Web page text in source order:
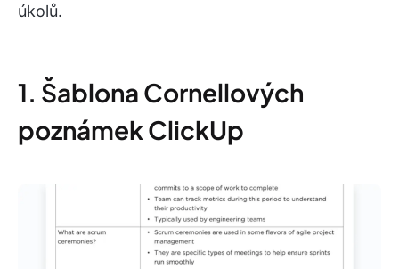
úkolů.
1. Šablona Cornellových
poznámek ClickUp